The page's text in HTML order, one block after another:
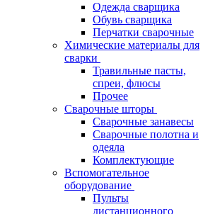
Одежда сварщика
Обувь сварщика
Перчатки сварочные
Химические материалы для
сварки
Травильные пасты,
спреи, флюсы
Прочее
Сварочные шторы
Сварочные занавесы
Сварочные полотна и
одеяла
Комплектующие
Вспомогательное
оборудование
Пульты
дистанционного